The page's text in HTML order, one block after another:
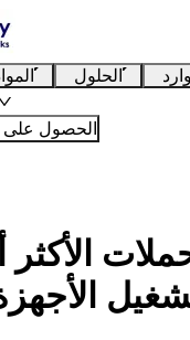
الحلول
الحصول